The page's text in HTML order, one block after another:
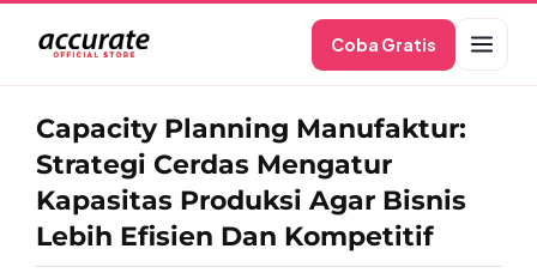
content
Coba Gratis
Capacity Planning Manufaktur:
Strategi Cerdas Mengatur
Kapasitas Produksi Agar Bisnis
Lebih Efisien Dan Kompetitif